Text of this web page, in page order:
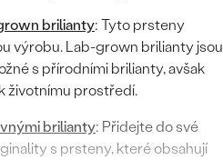
brilianty: Tyto prsteny
výrobu. Lab-grown brilianty jsou
s přírodními brilianty, avšak
životnímu prostředí.
brilianty: Přidejte do své
s prsteny, které obsahují